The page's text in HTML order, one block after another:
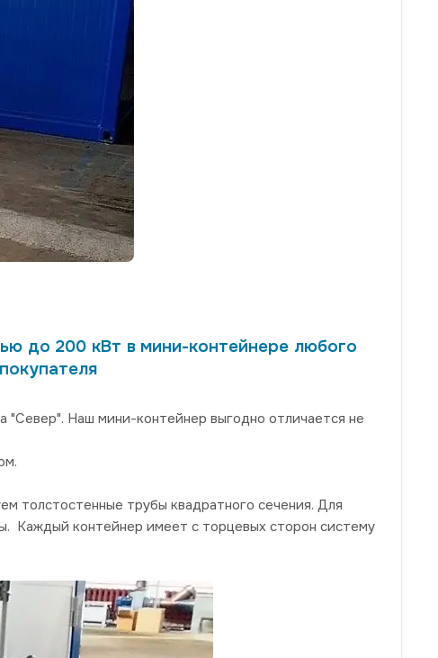
до 200 кВт в мини-контейнере любого
Наш мини-контейнер выгодно отличается не
толстостенные трубы квадратного сечения. Для
Каждый контейнер имеет с торцевых сторон систему